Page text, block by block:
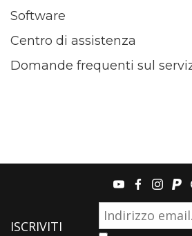
Software
Centro di assistenza
Domande frequenti sul
youtubefacebook
ISCRIVITI